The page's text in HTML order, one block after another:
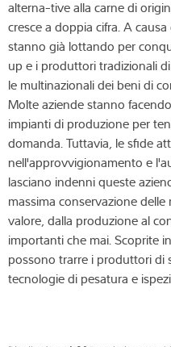
alterna-tive alla carne di
cresce a doppia cifra. A
stanno già lottando per
up e i produttori tradizionali
le multinazionali dei beni di
Molte aziende stanno
impianti di produzione per
domanda. Tuttavia, le sfide
nell'approvvigionamento e
lasciano indenni queste
massima conservazione
valore, dalla produzione al
importanti che mai. Scoprite
possono trarre i produttori di
tecnologie di pesatura e